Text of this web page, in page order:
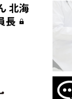
北海
長